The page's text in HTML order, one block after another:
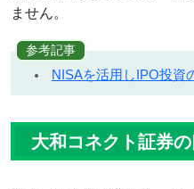
ません。
参考記事
NISAを活用しIPO投資
大和コネクト証券